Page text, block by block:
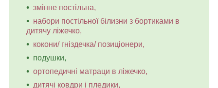
змінне постільна,
набори постільної білизни з бортиками в
дитячу ліжечко,
кокони/ гніздечка/ позиціонери,
подушки,
ортопедичні матраци в ліжечко,
дитячі ковдри і пледики,